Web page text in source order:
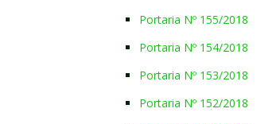
Portaria Nº 155/2018
Portaria Nº 154/2018
Portaria Nº 153/2018
Portaria Nº 152/2018